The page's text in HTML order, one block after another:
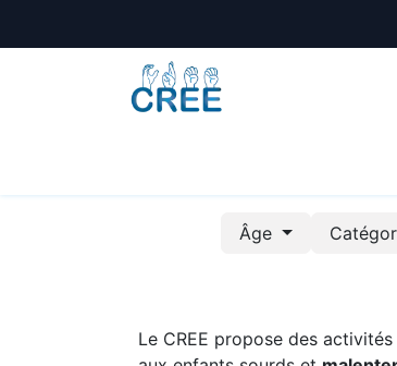
Âge
Le CREE propose des